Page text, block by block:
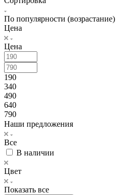
По популярности (возрастание)
Цена
Цена
190
340
490
640
790
Наши предложения
Все
В наличии
Цвет
Показать все